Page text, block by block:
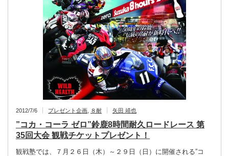
2012/7/6 プレゼント企画 ８耐 矢田 靖也
”コカ・コーラ ゼロ”鈴鹿8時間耐久ロードレース 第
35回大会 観戦チケットプレゼント！
観戦塾では、７月２６日（木）～２９日（日）に開催される”コ